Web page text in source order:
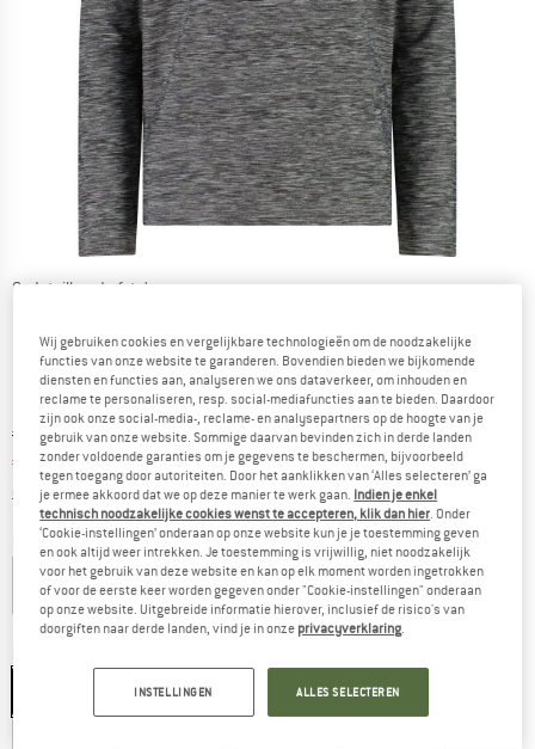
Gedetailleerde foto's
Oorspronkelijke prijs :
€ 29,95
Prijs:
€ 11,98 incl. BTW
excl. VerzendkostenInformatie over de verzendkosten. Opent in een
Kleur:Grey Melange
-60%
104 EU EU116
Wij gebruiken cookies en vergelijkbare technologieën om de noodzakelijke
functies van onze website te garanderen. Bovendien bieden we bijkomende
diensten en functies aan, analyseren we ons dataverkeer, om inhouden en
reclame te personaliseren, resp. social-mediafuncties aan te bieden. Daardoor
zijn ook onze social-media-, reclame- en analysepartners op de hoogte van je
gebruik van onze website. Sommige daarvan bevinden zich in derde landen
zonder voldoende garanties om je gegevens te beschermen, bijvoorbeeld
tegen toegang door autoriteiten. Door het aanklikken van ‘Alles selecteren’ ga
je ermee akkoord dat we op deze manier te werk gaan. Indien je enkel
technisch noodzakelijke cookies wenst te accepteren, klik dan hier . Onder
‘Cookie-instellingen’ onderaan op onze website kun je je toestemming geven
en ook altijd weer intrekken. Je toestemming is vrijwillig, niet noodzakelijk
voor het gebruik van deze website en kan op elk moment worden ingetrokken
of voor de eerste keer worden gegeven onder "Cookie-instellingen" onderaan
op onze website. Uitgebreide informatie hierover, inclusief de risico's van
doorgiften naar derde landen, vind je in onze privacyverklaring
INSTELLINGEN ALLES SELECTEREN